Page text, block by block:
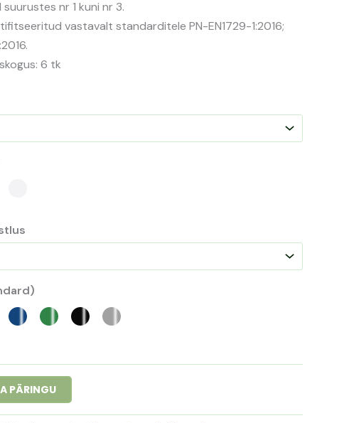
nr 1 kuni nr 3.
vastavalt standarditele PN-EN1729-1:2016;
6 tk
PÄRINGU